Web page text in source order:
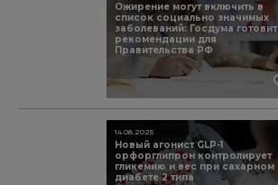
Ожирение могут включить в
список социально значимых
заболеваний: Госдума готовит
рекомендации для
Правительства РФ
Новый агонист GLP-1
орфорглипрон контролирует
гликемию и вес при сахарном
диабете 2 типа
14.08.2025